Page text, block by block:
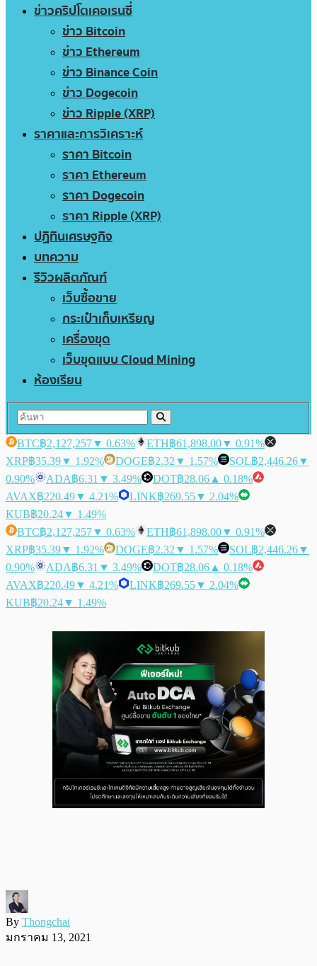
ข่าวคริปโตเคอเรนซี่
ข่าว Bitcoin
ข่าว Ethereum
ข่าว Binance Coin
ข่าว Dogecoin
ข่าว Ripple (XRP)
ราคาและการวิเคราะห์
ราคา Bitcoin
ราคา Ethereum
ราคา Dogecoin
ราคา Ripple (XRP)
ปฏิทินเศรษฐกิจ
บทความ
รีวิวผลิตภัณฑ์
เว็บซื้อขาย
กระเป๋าเก็บเหรียญ
เครื่องขุด
เว็บขุดแบบ Cloud Mining
ห้องเรียน
BTC฿2,127,257▼ 0.63% ETH฿61,898.00▼ 0.91%
XRP฿35.39▼ 1.92% DOGE฿2.32 ▼ 1.57% SOL฿2,446.26▼
0.90%
ADA฿6.31 ▼ 3.49% DOT฿28.06 ▲ 0.18%
AVAX฿220.49▼ 4.21% LINK฿269.55▼ 2.04%
KUB฿20.24▼ 1.49%
BTC฿2,127,257▼ 0.63% ETH฿61,898.00▼ 0.91%
XRP฿35.39▼ 1.92% DOGE฿2.32 ▼ 1.57% SOL฿2,446.26▼
0.90%
ADA฿6.31 ▼ 3.49% DOT฿28.06 ▲ 0.18%
AVAX฿220.49▼ 4.21% LINK฿269.55▼ 2.04%
KUB฿20.24▼ 1.49%
By Thongchai
มกราคม 13, 2021